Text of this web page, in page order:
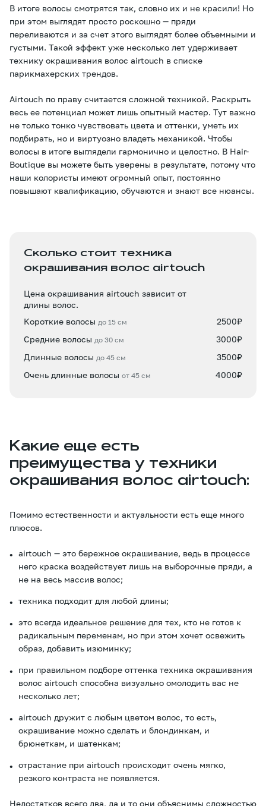
В итоге волосы смотрятся так, словно их и не красили! Но
при этом выглядят просто роскошно — пряди
переливаются и за счет этого выглядят более объемными и
густыми. Такой эффект уже несколько лет удерживает
технику окрашивания волос airtouch в списке
парикмахерских трендов.
Airtouch по праву считается сложной техникой. Раскрыть
весь ее потенциал может лишь опытный мастер. Тут важно
не только тонко чувствовать цвета и оттенки, уметь их
подбирать, но и виртуозно владеть механикой. Чтобы
волосы в итоге выглядели гармонично и целостно. В Hair-
Boutique вы можете быть уверены в результате, потому что
наши колористы имеют огромный опыт, постоянно
повышают квалификацию, обучаются и знают все нюансы.
Сколько стоит техника
окрашивания волос airtouch
Цена окрашивания airtouch зависит от
длины волос.
Короткие волосы до 15 см
2500₽
Средние волосы до 30 см
3000₽
Длинные волосы до 45 см
3500₽
Очень длинные волосы от 45 см 4000₽
Какие еще есть
преимущества у техники
окрашивания волос airtouch:
Помимо естественности и актуальности есть еще много
плюсов.
airtouch — это бережное окрашивание, ведь в процессе
него краска воздействует лишь на выборочные пряди, а
не на весь массив волос;
техника подходит для любой длины;
это всегда идеальное решение для тех, кто не готов к
радикальным переменам, но при этом хочет освежить
образ, добавить изюминку;
при правильном подборе оттенка техника окрашивания
волос airtouch способна визуально омолодить вас не
несколько лет;
airtouch дружит с любым цветом волос, то есть,
окрашивание можно сделать и блондинкам, и
брюнеткам, и шатенкам;
отрастание при airtouch происходит очень мягко,
резкого контраста не появляется.
Недостатков всего два, да и то они объяснимы сложностью